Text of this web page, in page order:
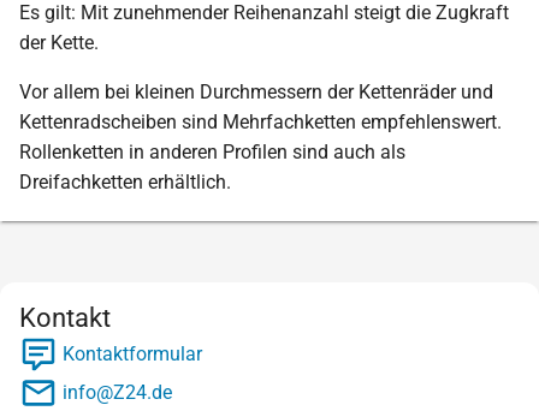
Es gilt: Mit zunehmender Reihenanzahl steigt die Zugkraft
der Kette.
Vor allem bei kleinen Durchmessern der Kettenräder und
Kettenradscheiben sind Mehrfachketten empfehlenswert.
Rollenketten in anderen Profilen sind auch als
Dreifachketten erhältlich.
Kontakt
Kontaktformular
info@Z24.de